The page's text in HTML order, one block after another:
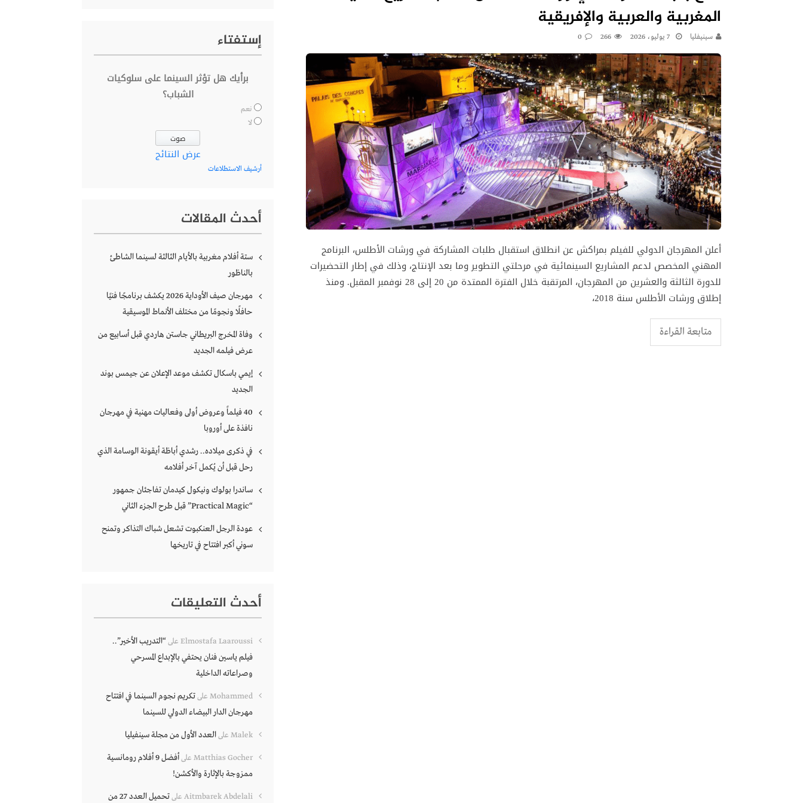
المغربية والعربية والإفريقية
سينيفليا 7 يوليو، 2026 266
0
أعلن المهرجان الدولي للفيلم بمراكش عن انطلاق استقبال طلبات المشاركة في ورشات الأطلس، البرنامج
المهني المخصص لدعم المشاريع السينمائية في مرحلتي التطوير وما بعد الإنتاج، وذلك في إطار التحضيرات
للدورة الثالثة والعشرين من المهرجان، المرتقبة خلال الفترة الممتدة من 20 إلى 28 نوفمبر المقبل. ومنذ
إطلاق ورشات الأطلس سنة 2018،
متابعة القراءة
إستفتاء
برأيك هل تؤثر السينما على سلوكيات
الشباب؟
نعم
لا
عرض النتائج
أرشيف الاستطلاعات
أحدث المقالات
ستة أفلام مغربية بالأيام الثالثة لسينما الشاطئ
بالناظور
مهرجان صيف الأوداية 2026 يكشف برنامجًا فنيًا
حافلًا ونجومًا من مختلف الأنماط الموسيقية
وفاة المخرج البريطاني جاستن هاردي قبل أسابيع من
عرض فيلمه الجديد
إيمي باسكال تكشف موعد الإعلان عن جيمس بوند
الجديد
40 فيلماً وعروض أولى وفعاليات مهنية في مهرجان
نافذة على أوروبا
في ذكرى ميلاده.. رشدي أباظة أيقونة الوسامة الذي
رحل قبل أن يُكمل آخر أفلامه
ساندرا بولوك ونيكول كيدمان تفاجئان جمهور
“Practical Magic” قبل طرح الجزء الثاني
عودة الرجل العنكبوت تشعل شباك التذاكر وتمنح
سوني أكبر افتتاح في تاريخها
أحدث التعليقات
Elmostafa Laaroussi على“التدريب الأخير”..
فيلم ياسين فنان يحتفي بالإبداع المسرحي
وصراعاته الداخلية
Mohammed علىتكريم نجوم السينما في افتتاح
مهرجان الدار البيضاء الدولي للسينما
Malek علىالعدد الأول من مجلة سينفيليا
Matthias Gocher على
أفضل 9 أفلام رومانسية
ممزوجة بالإثارة والأكشن!
Aitmbarek Abdelali على
تحميل العدد 27 من